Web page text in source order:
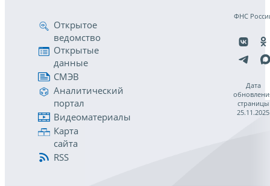
Открытое
ведомство
Открытые
данные
СМЭВ
Аналитический
портал
Видеоматериалы
Карта
сайта
RSS
ФНС
Дата
страницы
25.11.2025